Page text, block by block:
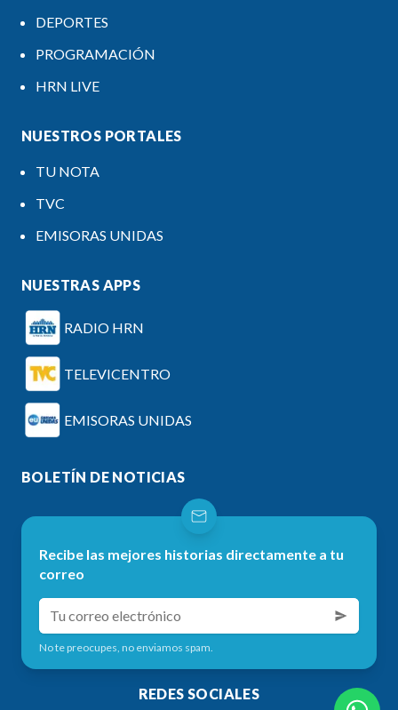
DEPORTES
PROGRAMACIÓN
HRN LIVE
NUESTROS PORTALES
TU NOTA
TVC
EMISORAS UNIDAS
NUESTRAS APPS
RADIO HRN
TELEVICENTRO
EMISORAS UNIDAS
BOLETÍN DE NOTICIAS
Recibe las mejores historias directamente a tu
correo
No te preocupes, no enviamos spam.
REDES SOCIALES